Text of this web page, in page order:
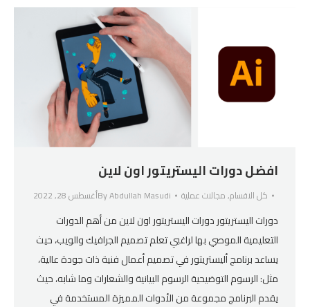
افضل دورات اليستريتور اون لاين
كل الاقسام,مجالات عملية ByAbdullah Masudi أغسطس 28, 2022
دورات اليستريتور دورات اليستريتور اون لاين من أهم الدورات
التعليمية الموصي بها لراغبي تعلم تصميم الجرافيك والويب، حيث
يساعد برنامج أليستريتور في تصميم أعمال فنية ذات جودة عالية،
مثل: الرسوم التوضيحية الرسوم البيانية والشعارات وما شابه، حيث
يقدم البرنامج مجموعة من الأدوات المميزة المستخدمة في